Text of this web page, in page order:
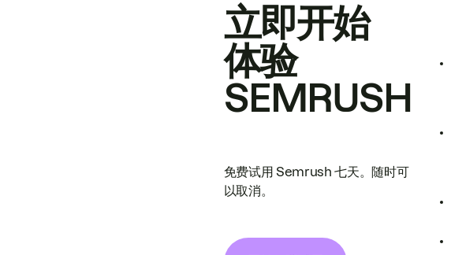
立即开始
体验
SEMRUSH
免费试用 Semrush 七天。随时可
以取消。